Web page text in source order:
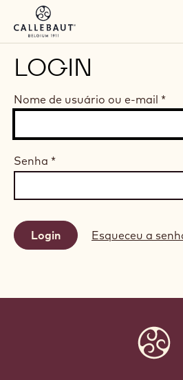
Skip to main content
LOGIN
Nome de usuário ou e-mail *
Senha *
Esqueceu a